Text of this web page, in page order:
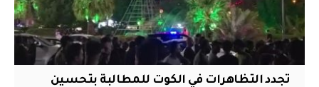
تجدد التظاهرات في الكوت للمطالبة بتحسين